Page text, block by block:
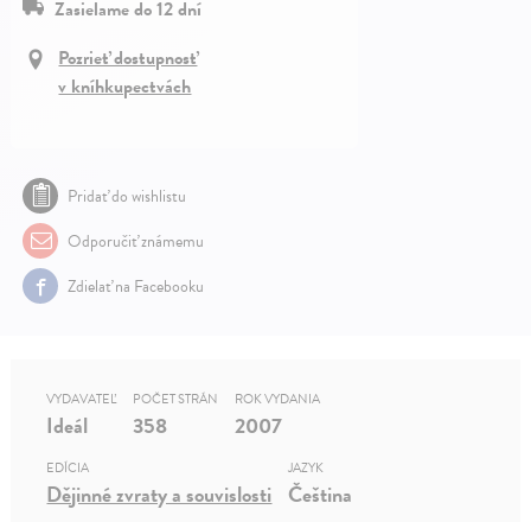
Zasielame do 12 dní
Pozrieť dostupnosť
v kníhkupectvách
Pridať do wishlistu
Odporučiť známemu
Zdielať na Facebooku
VYDAVATEĽ
Ideál
POČET STRÁN
358
ROK VYDANIA
2007
EDÍCIA
Dějinné zvraty a souvislosti
JAZYK
Čeština